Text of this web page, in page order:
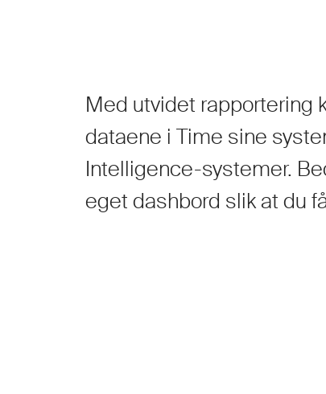
Med utvidet rapportering
dataene i Time sine
Intelligence-systemer.
eget dashbord slik at du